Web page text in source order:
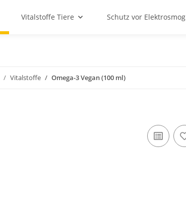
Vitalstoffe Tiere Schutz vor Elektrosmog
Vitalstoffe Omega-3 Vegan (100 ml)